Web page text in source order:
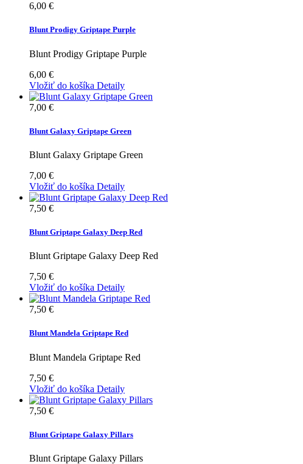
6,00 €
Blunt Prodigy Griptape Purple
Blunt Prodigy Griptape Purple
6,00 €
Vložiť do košíka Detaily
7,00 €
Blunt Galaxy Griptape Green
Blunt Galaxy Griptape Green
7,00 €
Vložiť do košíka Detaily
7,50 €
Blunt Griptape Galaxy Deep Red
Blunt Griptape Galaxy Deep Red
7,50 €
Vložiť do košíka Detaily
7,50 €
Blunt Mandela Griptape Red
Blunt Mandela Griptape Red
7,50 €
Vložiť do košíka Detaily
7,50 €
Blunt Griptape Galaxy Pillars
Blunt Griptape Galaxy Pillars